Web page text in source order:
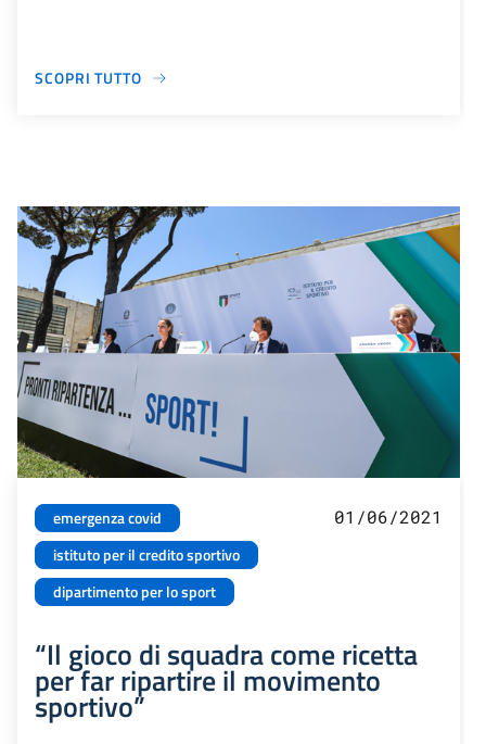
SCOPRI TUTTO
emergenza covid
istituto per il credito sportivo
dipartimento per lo sport
01/06/2021
“Il gioco di squadra come ricetta
per far ripartire il movimento
sportivo”